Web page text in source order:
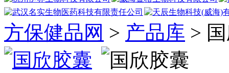
方保健品网 > 产品库 >